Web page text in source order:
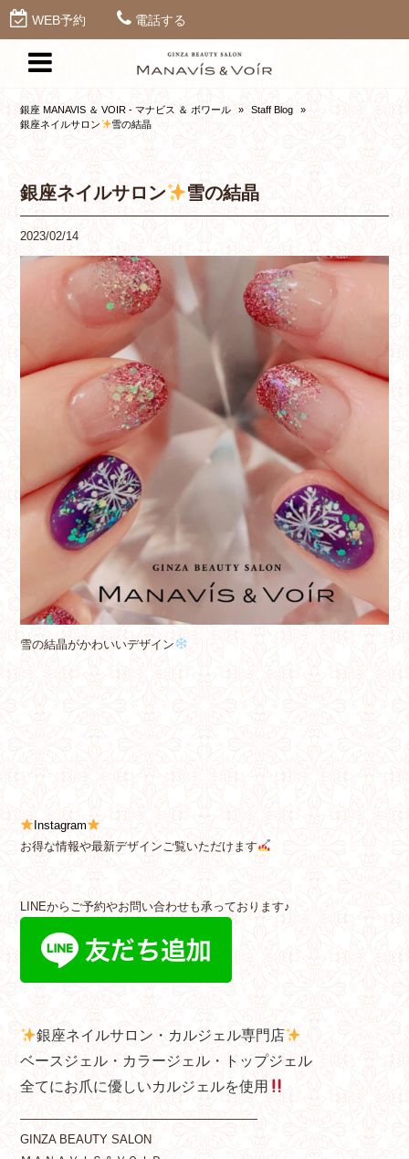
WEB予約 電話する
銀座 MANAVIS ＆ VOIR - マナビス ＆ ボワール » Staff Blog
»
銀座ネイルサロン
雪の結晶
銀座ネイルサロン 雪の結晶
2023/02/14
雪の結晶がかわいいデザイン
Instagram
お得な情報や最新デザインご覧いただけます
LINEからご予約やお問い合わせも承っております♪
銀座ネイルサロン・カルジェル専門店
ベースジェル・カラージェル・トップジェル
全てにお爪に優しいカルジェルを使用
————————————————————
GINZA BEAUTY SALON